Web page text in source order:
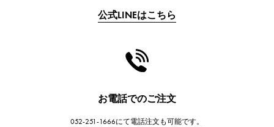
公式LINEはこちら
お電話でのご注文
052-251-1666にて電話注文も可能です。